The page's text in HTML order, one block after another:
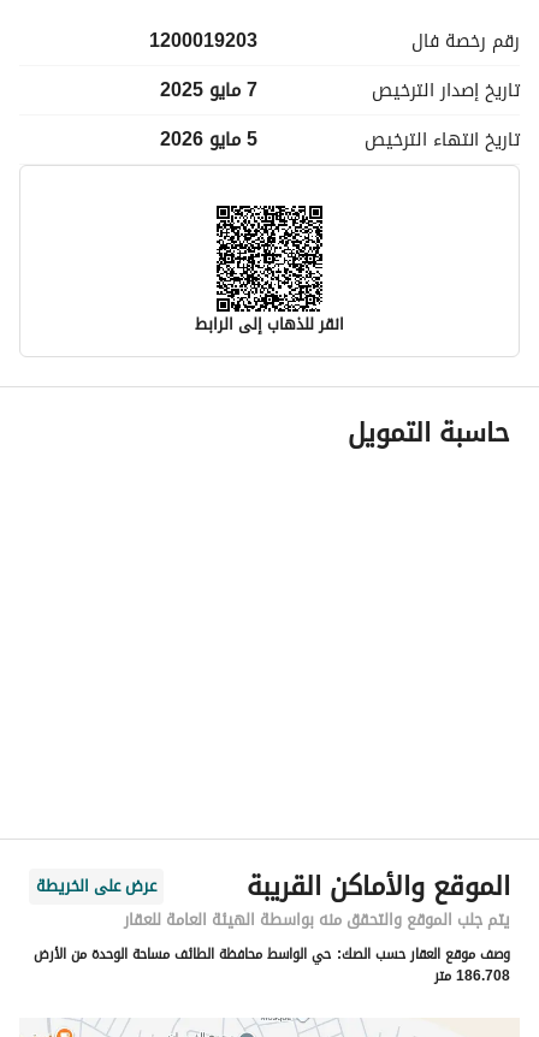
رقم رخصة فال
1200019203
تاريخ إصدار الترخيص
7 مايو 2025
تاريخ انتهاء الترخيص 5 مايو 2026
انقر للذهاب إلى الرابط
معلومات مسؤول الإعلان
اسم المسؤول
رقم المبنى
4493
الرقم الاضافي
6789
خط العرض
21.473508779904492
حاسبة التمويل
الموقع والأماكن القريبة
عرض على الخريطة
يتم جلب الموقع والتحقق منه بواسطة الهيئة العامة للعقار
وصف موقع العقار حسب الصك: حي الواسط محافظة الطائف مساحة الوحدة من الأرض
186.708 متر